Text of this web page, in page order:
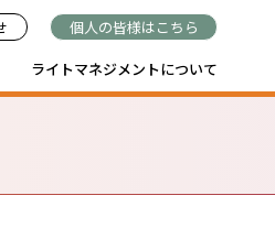
個人の皆様はこちら
ライトマネジメントについて